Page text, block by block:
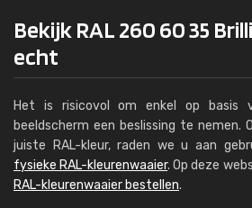
Bekijk RAL 260 60 35
echt
Het is risicovol om enkel op basis
beeldscherm een beslissing te nemen.
juiste RAL-kleur, raden we u aan
fysieke RAL-kleurenwaaier. Op deze
RAL-kleurenwaaier bestellen.